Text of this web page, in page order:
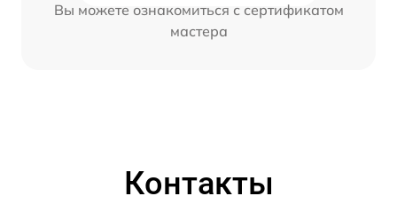
Вы можете ознакомиться с сертификатом
мастера
Контакты